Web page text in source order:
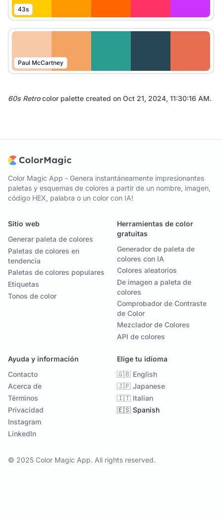
43s
Paul McCartney
60s Retrocolor palette created on Oct 21, 2024, 11:30:16 AM.
Color Magic App - Genera instantáneamente impresionantes
paletas y esquemas de colores a partir de un nombre, imagen,
código HEX, palabra o un color con IA!
Sitio web
Generar paleta de colores
Paletas de colores en
tendencia
Paletas de colores populares
Etiquetas
Tonos de color
Herramientas de color
gratuitas
Generador de paleta de
colores con IA
Colores aleatorios
De imagen a paleta de
colores
Comprobador de Contraste
de Color
Mezclador de Colores
API de colores
Ayuda y información
Contacto
Acerca de
Términos
Privacidad
Instagram
LinkedIn
Elige tu idioma
🇬🇧 English
🇯🇵 Japanese
🇮🇹 Italian
🇪🇸 Spanish
© 2025 Color Magic App. All rights reserved.